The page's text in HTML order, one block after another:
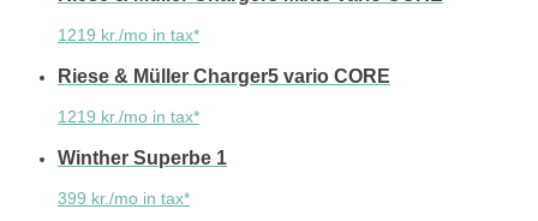
1219 kr./mo in tax*
Riese & Müller Charger5 vario CORE
1219 kr./mo in tax*
Winther Superbe 1
399 kr./mo in tax*